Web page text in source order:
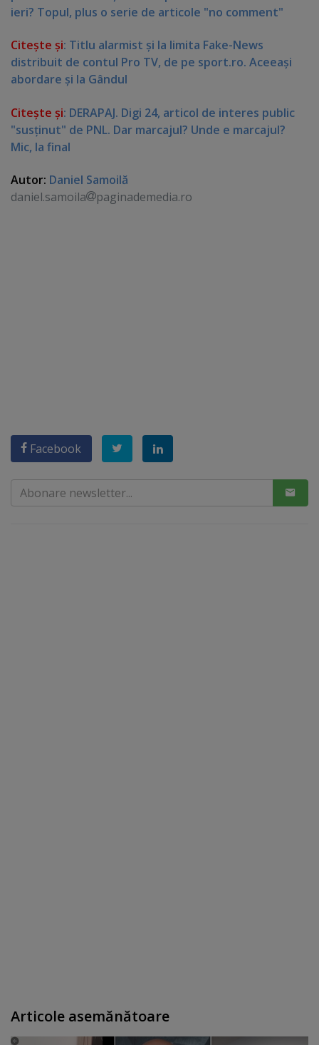
ieri? Topul, plus o serie de articole "no comment"
Citeşte şi: Titlu alarmist şi la limita Fake-News
distribuit de contul Pro TV, de pe sport.ro. Aceeaşi
abordare şi la Gândul
Citeşte şi: DERAPAJ. Digi 24, articol de interes public
"susţinut" de PNL. Dar marcajul? Unde e marcajul?
Mic, la final
Autor: Daniel Samoilă
daniel.samoila
paginademedia.ro
Facebook
Articole asemănătoare